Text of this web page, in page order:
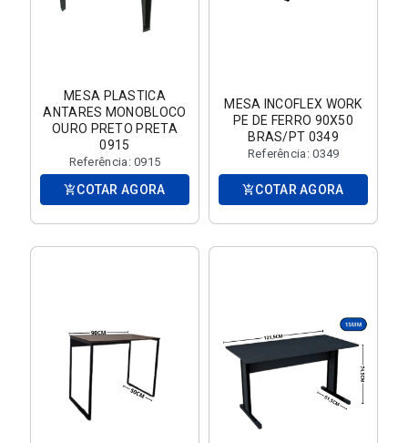
MESA PLASTICA
ANTARES MONOBLOCO
OURO PRETO PRETA
0915
Referência: 0915
add_shopping_cart COTAR AGORA
MESA INCOFLEX WORK
PE DE FERRO 90X50
BRAS/PT 0349
Referência: 0349
add_shopping_cart COTAR AGORA